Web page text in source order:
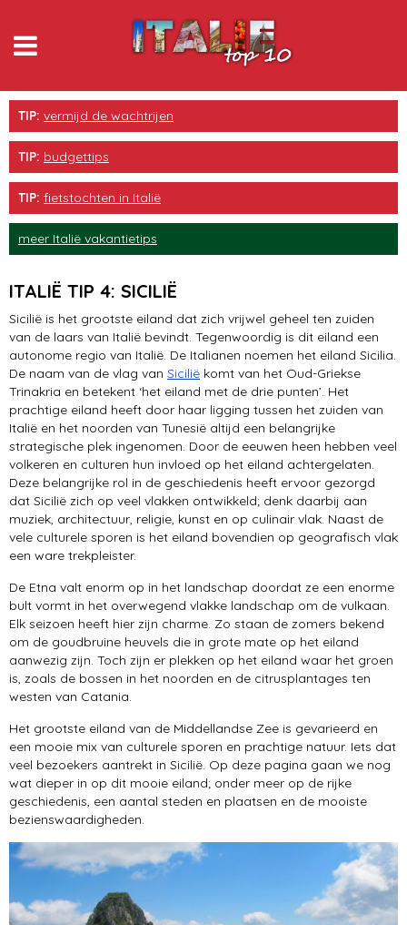
Rome
Toscane
eten & drinken
Sicilië
Gardameer
Milaan
Cinque Terre
Pompeï
steden
TIP: vermijd de wachtrijen
TIP: budgettips
TIP: fietstochten in Italië
meer Italië vakantietips
ITALIË TIP 4: SICILIË
Sicilië is het grootste eiland dat zich vrijwel geheel ten zuiden
van de laars van Italië bevindt. Tegenwoordig is dit eiland een
autonome regio van Italië. De Italianen noemen het eiland Sicilia.
De naam van de vlag van Sicilië komt van het Oud-Griekse
Trinakria en betekent ‘het eiland met de drie punten’. Het
prachtige eiland heeft door haar ligging tussen het zuiden van
Italië en het noorden van Tunesië altijd een belangrijke
strategische plek ingenomen. Door de eeuwen heen hebben veel
volkeren en culturen hun invloed op het eiland achtergelaten.
Deze belangrijke rol in de geschiedenis heeft ervoor gezorgd
dat Sicilië zich op veel vlakken ontwikkeld; denk daarbij aan
muziek, architectuur, religie, kunst en op culinair vlak. Naast de
vele culturele sporen is het eiland bovendien op geografisch vlak
een ware trekpleister.
De Etna valt enorm op in het landschap doordat ze een enorme
bult vormt in het overwegend vlakke landschap om de vulkaan.
Elk seizoen heeft hier zijn charme. Zo staan de zomers bekend
om de goudbruine heuvels die in grote mate op het eiland
aanwezig zijn. Toch zijn er plekken op het eiland waar het groen
is, zoals de bossen in het noorden en de citrusplantages ten
westen van Catania.
Het grootste eiland van de Middellandse Zee is gevarieerd en
een mooie mix van culturele sporen en prachtige natuur. Iets dat
veel bezoekers aantrekt in Sicilië. Op deze pagina gaan we nog
wat dieper in op dit mooie eiland; onder meer op de rijke
geschiedenis, een aantal steden en plaatsen en de mooiste
bezienswaardigheden.